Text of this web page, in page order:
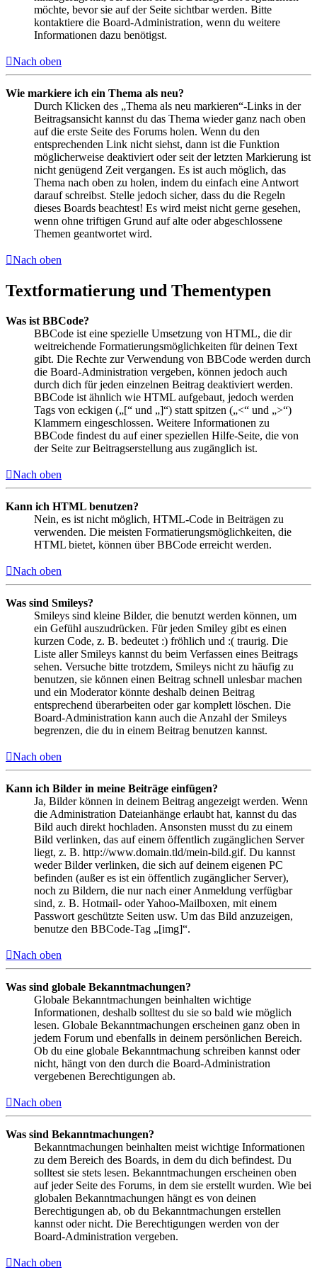
möchte, bevor sie auf der Seite sichtbar werden. Bitte
kontaktiere die Board-Administration, wenn du weitere
Informationen dazu benötigst.
Nach oben
Wie markiere ich ein Thema als neu?
Durch Klicken des „Thema als neu markieren“-Links in der
Beitragsansicht kannst du das Thema wieder ganz nach oben
auf die erste Seite des Forums holen. Wenn du den
entsprechenden Link nicht siehst, dann ist die Funktion
möglicherweise deaktiviert oder seit der letzten Markierung ist
nicht genügend Zeit vergangen. Es ist auch möglich, das
Thema nach oben zu holen, indem du einfach eine Antwort
darauf schreibst. Stelle jedoch sicher, dass du die Regeln
dieses Boards beachtest! Es wird meist nicht gerne gesehen,
wenn ohne triftigen Grund auf alte oder abgeschlossene
Themen geantwortet wird.
Nach oben
Textformatierung und Thementypen
Was ist BBCode?
BBCode ist eine spezielle Umsetzung von HTML, die dir
weitreichende Formatierungsmöglichkeiten für deinen Text
gibt. Die Rechte zur Verwendung von BBCode werden durch
die Board-Administration vergeben, können jedoch auch
durch dich für jeden einzelnen Beitrag deaktiviert werden.
BBCode ist ähnlich wie HTML aufgebaut, jedoch werden
Tags von eckigen („[“ und „]“) statt spitzen („<“ und „>“)
Klammern eingeschlossen. Weitere Informationen zu
BBCode findest du auf einer speziellen Hilfe-Seite, die von
der Seite zur Beitragserstellung aus zugänglich ist.
Nach oben
Kann ich HTML benutzen?
Nein, es ist nicht möglich, HTML-Code in Beiträgen zu
verwenden. Die meisten Formatierungsmöglichkeiten, die
HTML bietet, können über BBCode erreicht werden.
Nach oben
Was sind Smileys?
Smileys sind kleine Bilder, die benutzt werden können, um
ein Gefühl auszudrücken. Für jeden Smiley gibt es einen
kurzen Code, z. B. bedeutet :) fröhlich und :( traurig. Die
Liste aller Smileys kannst du beim Verfassen eines Beitrags
sehen. Versuche bitte trotzdem, Smileys nicht zu häufig zu
benutzen, sie können einen Beitrag schnell unlesbar machen
und ein Moderator könnte deshalb deinen Beitrag
entsprechend überarbeiten oder gar komplett löschen. Die
Board-Administration kann auch die Anzahl der Smileys
begrenzen, die du in einem Beitrag benutzen kannst.
Nach oben
Kann ich Bilder in meine Beiträge einfügen?
Ja, Bilder können in deinem Beitrag angezeigt werden. Wenn
die Administration Dateianhänge erlaubt hat, kannst du das
Bild auch direkt hochladen. Ansonsten musst du zu einem
Bild verlinken, das auf einem öffentlich zugänglichen Server
liegt, z. B. http://www.domain.tld/mein-bild.gif. Du kannst
weder Bilder verlinken, die sich auf deinem eigenen PC
befinden (außer es ist ein öffentlich zugänglicher Server),
noch zu Bildern, die nur nach einer Anmeldung verfügbar
sind, z. B. Hotmail- oder Yahoo-Mailboxen, mit einem
Passwort geschützte Seiten usw. Um das Bild anzuzeigen,
benutze den BBCode-Tag „[img]“.
Nach oben
Was sind globale Bekanntmachungen?
Globale Bekanntmachungen beinhalten wichtige
Informationen, deshalb solltest du sie so bald wie möglich
lesen. Globale Bekanntmachungen erscheinen ganz oben in
jedem Forum und ebenfalls in deinem persönlichen Bereich.
Ob du eine globale Bekanntmachung schreiben kannst oder
nicht, hängt von den durch die Board-Administration
vergebenen Berechtigungen ab.
Nach oben
Was sind Bekanntmachungen?
Bekanntmachungen beinhalten meist wichtige Informationen
zu dem Bereich des Boards, in dem du dich befindest. Du
solltest sie stets lesen. Bekanntmachungen erscheinen oben
auf jeder Seite des Forums, in dem sie erstellt wurden. Wie bei
globalen Bekanntmachungen hängt es von deinen
Berechtigungen ab, ob du Bekanntmachungen erstellen
kannst oder nicht. Die Berechtigungen werden von der
Board-Administration vergeben.
Nach oben